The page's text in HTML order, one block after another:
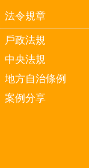
法令規章
戶政法規
中央法規
地方自治條例
案例分享